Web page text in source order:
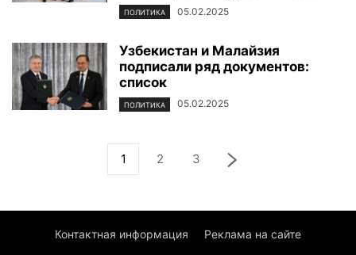
ПОЛИТИКА 05.02.2025
Узбекистан и Малайзия
подписали ряд документов:
список
ПОЛИТИКА 05.02.2025
1 2 3
Контактная информация Реклама на сайте